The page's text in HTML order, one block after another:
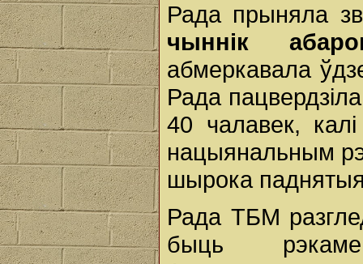
Рада прыняла
чыннік
абмеркавала
Рада
40 чалавек,
нацыянальным
шырока
Рада ТБМ
быць